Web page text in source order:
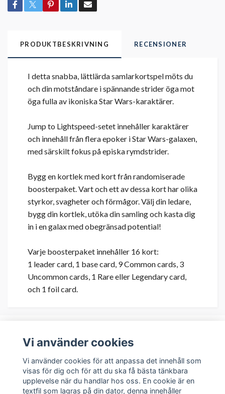
PRODUKTBESKRIVNING RECENSIONER
I detta snabba, lättlärda samlarkortspel möts du
och din motståndare i spännande strider öga mot
öga fulla av ikoniska Star Wars-karaktärer.
Jump to Lightspeed-setet innehåller karaktärer
och innehåll från flera epoker i Star Wars-galaxen,
med särskilt fokus på episka rymdstrider.
Bygg en kortlek med kort från randomiserade
boosterpaket. Vart och ett av dessa kort har olika
styrkor, svagheter och förmågor. Välj din ledare,
bygg din kortlek, utöka din samling och kasta dig
in i en galax med obegränsad potential!
Varje boosterpaket innehåller 16 kort:
1 leader card, 1 base card, 9 Common cards, 3
Uncommon cards, 1 Rare eller Legendary card,
och 1 foil card.
Kundservice
Vi använder cookies
Vi använder cookies för att anpassa det innehåll som
visas för dig och för att du ska få bästa tänkbara
upplevelse när du handlar hos oss. En cookie är en
textfil som lagras på din dator, denna innehåller